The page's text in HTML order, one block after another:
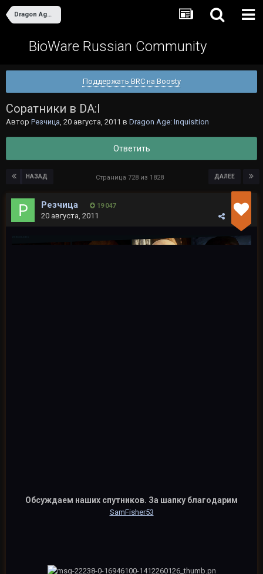
Dragon Age: Inquisition
BioWare Russian Community
Поддержать BRC на Boosty
Cоратники в DA:I
Автор Резчица, 20 августа, 2011 в Dragon Age: Inquisition
Ответить
НАЗАД ДАЛЕЕ
Страница 728 из 1828
Резчица 19 047
20 августа, 2011
Обсуждаем наших спутников. За шапку благодарим
SamFisher53